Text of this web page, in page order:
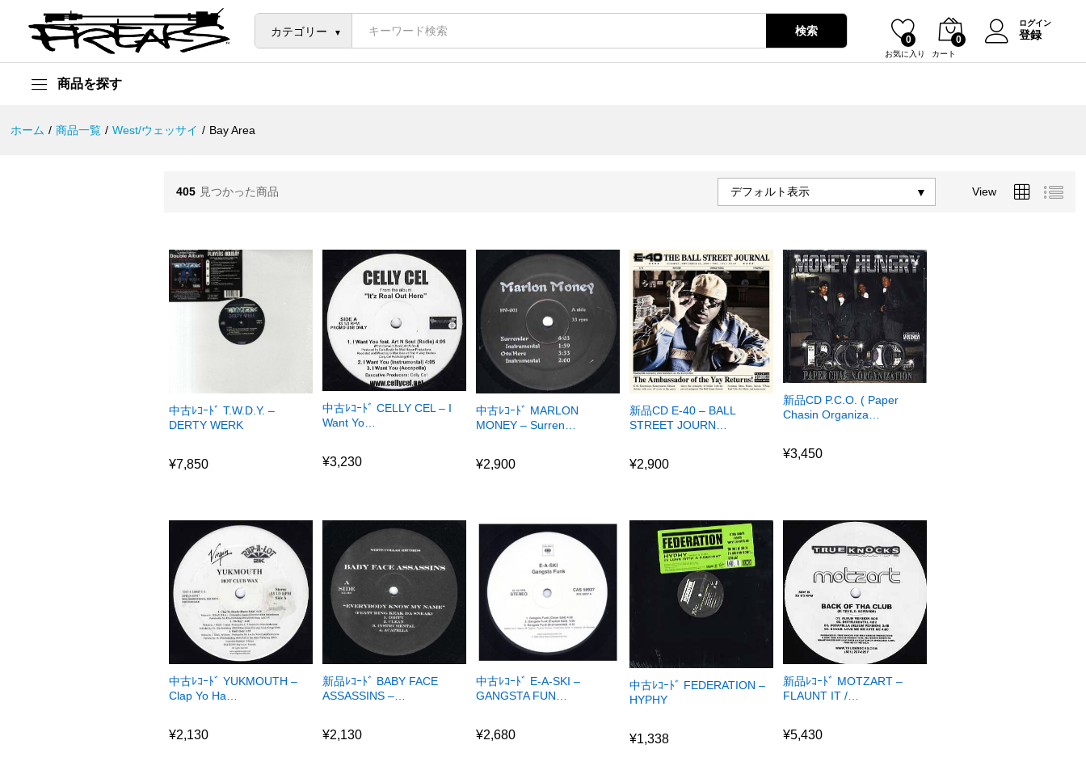
カテゴリー 検索
お気に入り
0
カート
0
ログイン
登録
商品を探す
ホーム / 商品一覧 / West/ウェッサイ / Bay Area
405 見つかった商品 View
デフォルト表示
中古ﾚｺｰﾄﾞ T.W.D.Y. –
DERTY WERK
¥7,850
中古ﾚｺｰﾄﾞ CELLY CEL – I
Want Yo…
¥3,230
中古ﾚｺｰﾄﾞ MARLON
MONEY – Surren…
¥2,900
新品CD E-40 – BALL
STREET JOURN…
¥2,900
新品CD P.C.O. ( Paper
Chasin Organiza…
¥3,450
中古ﾚｺｰﾄﾞ YUKMOUTH –
Clap Yo Ha…
¥2,130
新品ﾚｺｰﾄﾞ BABY FACE
ASSASSINS –…
¥2,130
中古ﾚｺｰﾄﾞ E-A-SKI –
GANGSTA FUN…
¥2,680
中古ﾚｺｰﾄﾞ FEDERATION –
HYPHY
¥1,338
新品ﾚｺｰﾄﾞ MOTZART –
FLAUNT IT /…
¥5,430